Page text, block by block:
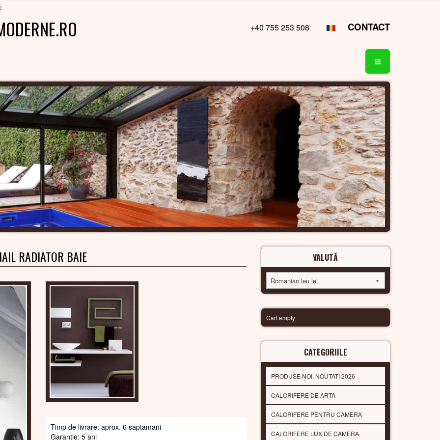
+40 755 253 508 CONTACT
RADIATOR BAIE
Timp de livrare: aprox. 6 saptamani
Garantie: 5 ani
VALUTĂ
Romanian leu lei
Cart empty
CATEGORIILE
PRODUSE NOI, NOUTATI 2026
CALORIFERE DE ARTA
CALORIFERE PENTRU CAMERA
CALORIFERE LUX DE CAMERA